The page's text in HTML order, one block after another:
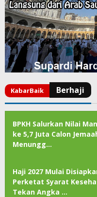
BPKH Salurkan Nilai
ke 5,7 Juta Calon
Menungg…
Haji 2027 Mulai
Perketat Syarat
Tekan Angka …